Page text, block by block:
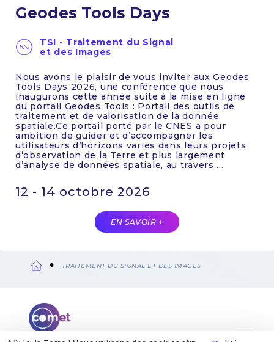
12 - 14 octobre 2026
Geodes Tools Days
TSI - Traitement du Signal
et des Images
Nous avons le plaisir de vous inviter aux Geodes
Tools Days 2026, une conférence que nous
inaugurons cette année suite à la mise en ligne
du portail Geodes Tools : Portail des outils de
traitement et de valorisation de la donnée
spatiale.Ce portail porté par le CNES a pour
ambition de guider et d’accompagner les
utilisateurs d’horizons variés dans leurs projets
d’observation de la Terre et plus largement
d’analyse de données spatiale, au travers ...
EN SAVOIR +
d'Ariane
TRAITEMENT DU SIGNAL ET DES IMAGES